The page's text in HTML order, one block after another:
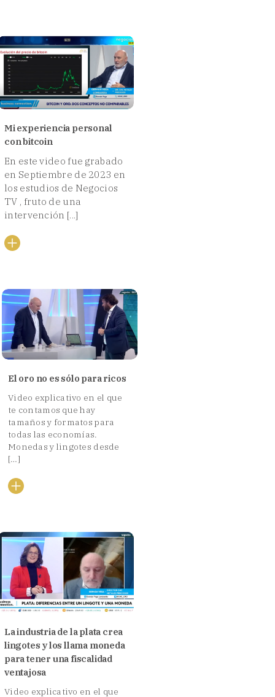
Mi experiencia personal
con bitcoin
En este video fue grabado
en Septiembre de 2023 en
los estudios de Negocios
TV , fruto de una
intervención [...]
El oro no es sólo para ricos
Video explicativo en el que
te contamos que hay
tamaños y formatos para
todas las economías.
Monedas y lingotes desde
[…]
La industria de la plata crea
lingotes y los llama moneda
para tener una fiscalidad
ventajosa
Video explicativo en el que